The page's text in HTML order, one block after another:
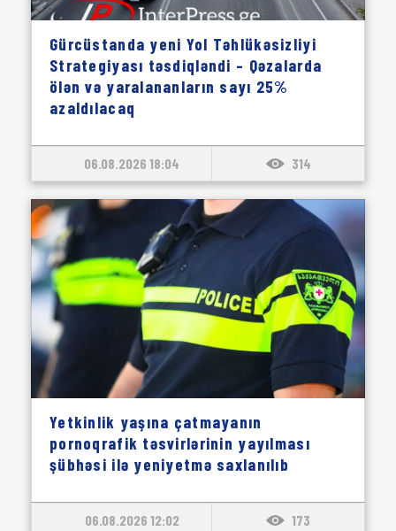
Gürcüstanda yeni Yol Təhlükəsizliyi
Strategiyası təsdiqləndi – Qəzalarda
ölən və yaralananların sayı 25%
azaldılacaq
06.08.2026 18:04 314
Yetkinlik yaşına çatmayanın
pornoqrafik təsvirlərinin yayılması
şübhəsi ilə yeniyetmə saxlanılıb
06.08.2026 12:02 173